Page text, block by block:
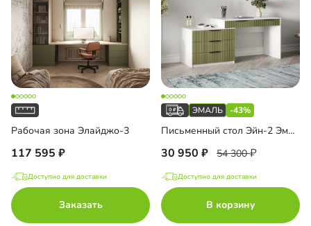
Рабочая зона Элайджо-3
117 595
Доступно для доставки
Заказать
-43%
Письменный стол Эйн-2 Эмаль
30 950 54 300
Доступно для доставки
В корзину